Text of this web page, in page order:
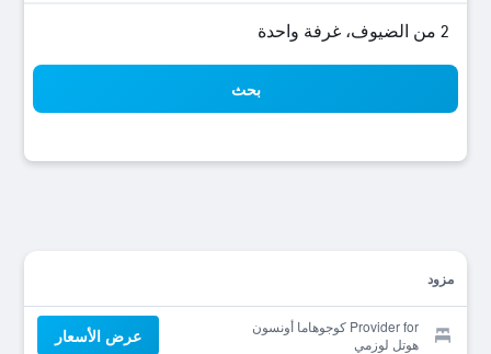
2 من الضيوف، غرفة واحدة
بحث
مزود
Provider for كوجوهاما أونسون
هوتل لوزمي
عرض الأسعار